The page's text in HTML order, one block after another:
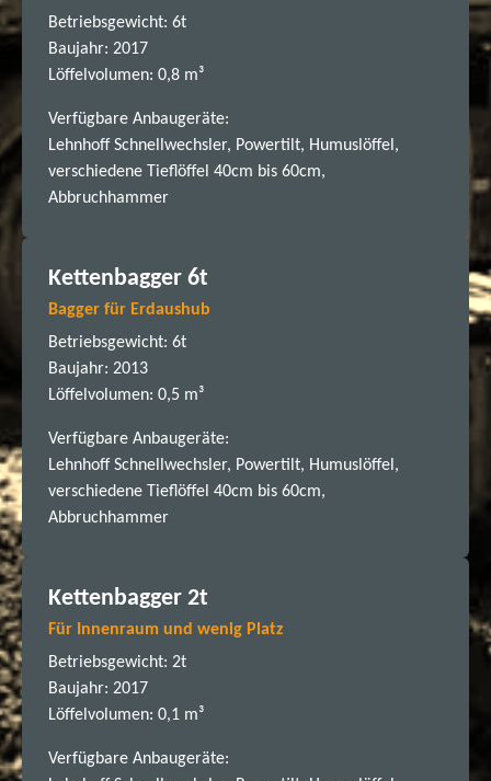
Betriebsgewicht: 6t
Baujahr: 2017
Löffelvolumen: 0,8 m³
Verfügbare Anbaugeräte:
Lehnhoff Schnellwechsler, Powertilt, Humuslöffel,
verschiedene Tieflöffel 40cm bis 60cm,
Abbruchhammer
Kettenbagger 6t
Bagger für Erdaushub
Betriebsgewicht: 6t
Baujahr: 2013
Löffelvolumen: 0,5 m³
Verfügbare Anbaugeräte:
Lehnhoff Schnellwechsler, Powertilt, Humuslöffel,
verschiedene Tieflöffel 40cm bis 60cm,
Abbruchhammer
Kettenbagger 2t
Für Innenraum und wenig Platz
Betriebsgewicht: 2t
Baujahr: 2017
Löffelvolumen: 0,1 m³
Verfügbare Anbaugeräte: